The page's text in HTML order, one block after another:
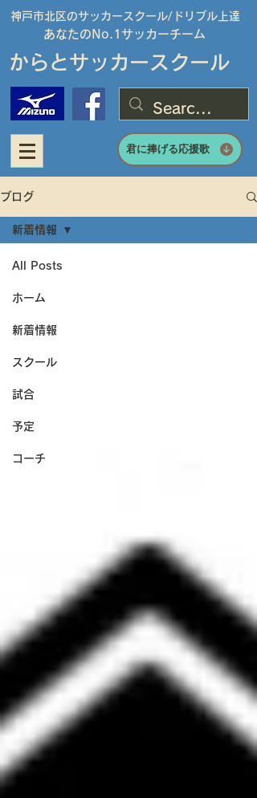
神戸市北区のサッカースクール/ ドリブル上達
あなたのNo.1サッカーチーム
からとサッカースクール
君に捧げる応援歌
ブログ
All Posts
ホーム
新着情報
スクール
試合
予定
コーチ
新着情報